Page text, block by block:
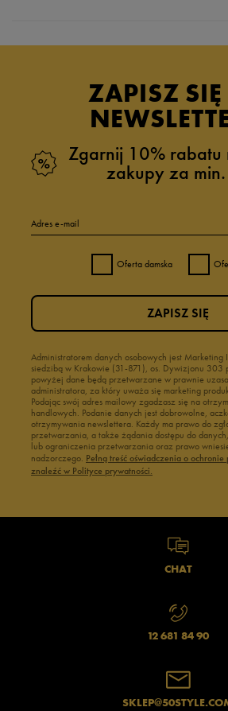
ZAPISZ
Zgarnij 10% rabatu
zakupy za
Adres e-mail
Oferta damska
Administratorem danych osobowych jest Marketing
siedzibą w Krakowie (31-871), os. Dywizjonu 303
powyżej dane będą przetwarzane w prawnie
administratora, za który uważa się marketing
Podając swój adres mailowy zgadzasz się na
handlowych. Podanie danych jest dobrowolne,
otrzymywania newslettera. Każdy ma prawo do
przetwarzania, a także żądania dostępu do
lub ograniczenia przetwarzania oraz prawo
nadzorczego. Pełną treść oświadczenia o
znaleźć w Polityce prywatności.
ZAPISZ SIĘ
CHAT
12 681 84 90